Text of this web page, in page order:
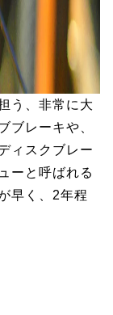
う、非常に大
ブレーキや、
ィスクブレー
ーと呼ばれる
早く、2年程